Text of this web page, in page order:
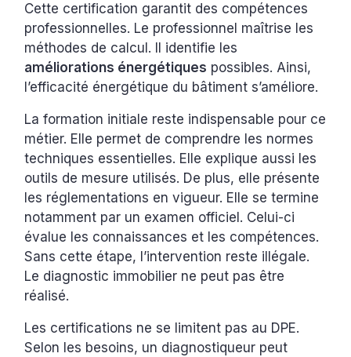
Cette certification garantit des compétences
professionnelles. Le professionnel maîtrise les
méthodes de calcul. Il identifie les
améliorations énergétiques possibles. Ainsi,
l’efficacité énergétique du bâtiment s’améliore.
La formation initiale reste indispensable pour ce
métier. Elle permet de comprendre les normes
techniques essentielles. Elle explique aussi les
outils de mesure utilisés. De plus, elle présente
les réglementations en vigueur. Elle se termine
notamment par un examen officiel. Celui-ci
évalue les connaissances et les compétences.
Sans cette étape, l’intervention reste illégale.
Le diagnostic immobilier ne peut pas être
réalisé.
Les certifications ne se limitent pas au DPE.
Selon les besoins, un diagnostiqueur peut